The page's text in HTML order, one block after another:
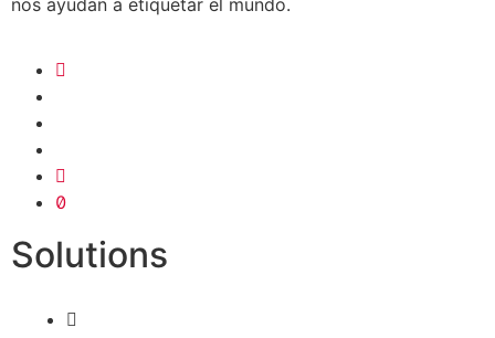
nos ayudan a etiquetar el mundo.
Solutions